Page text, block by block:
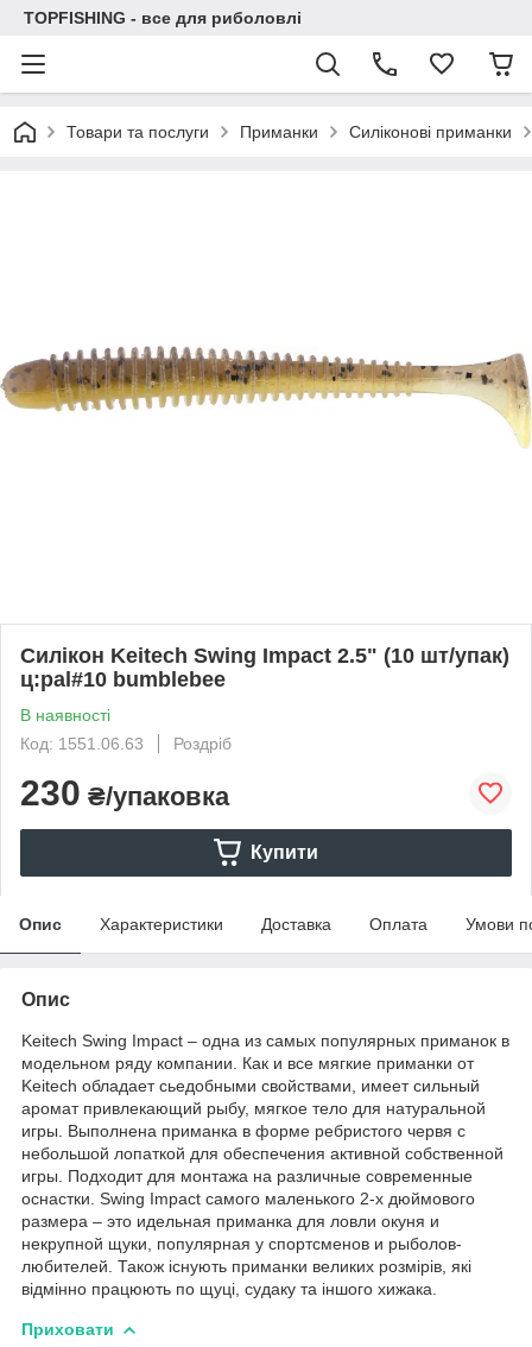
TOPFISHING - все для риболовлі
Товари та послуги Приманки Силіконові приманки
Силікон Keitech Swing Impact 2.5" (10 шт/упак)
ц:pal#10 bumblebee
В наявності
Код: 1551.06.63
Роздріб
230 ₴/упаковка
Купити
Опис Характеристики Доставка Оплата Умови
Опис
Keitech Swing Impact – одна из самых популярных приманок в
модельном ряду компании. Как и все мягкие приманки от
Keitech обладает сьедобными свойствами, имеет сильный
аромат привлекающий рыбу, мягкое тело для натуральной
игры. Выполнена приманка в форме ребристого червя с
небольшой лопаткой для обеспечения активной собственной
игры. Подходит для монтажа на различные современные
оснастки. Swing Impact самого маленького 2-х дюймового
размера – это идельная приманка для ловли окуня и
некрупной щуки, популярная у спортсменов и рыболов-
любителей. Також існують приманки великих розмірів, які
відмінно працюють по щуці, судаку та іншого хижака.
Приховати